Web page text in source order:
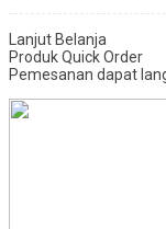
Lanjut Belanja
Produk Quick Order
Pemesanan dapat